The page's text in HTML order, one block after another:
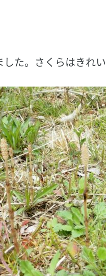
た。さくらはきれ